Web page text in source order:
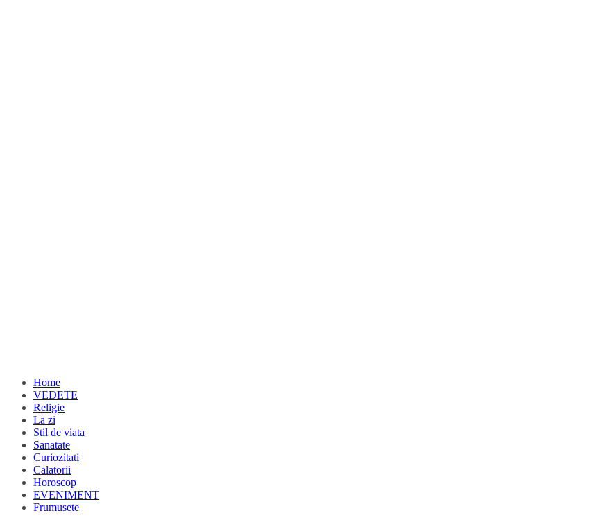
Home
VEDETE
Religie
La zi
Stil de viata
Sanatate
Curiozitati
Calatorii
Horoscop
EVENIMENT
Frumusete